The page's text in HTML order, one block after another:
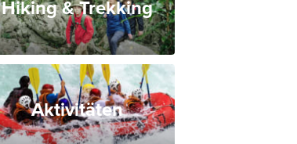
Hiking & Trekking
Aktivitäten